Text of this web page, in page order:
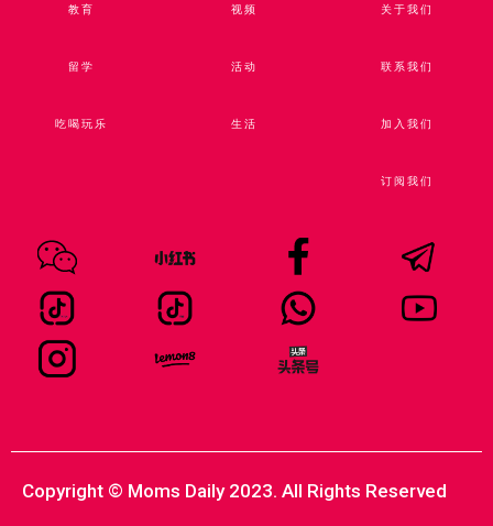
教育
留学
吃喝玩乐
视频​
活动
生活
关于我们
联系我们
加入我们
订阅我们
Copyright © Moms Daily 2023. All Rights Reserved